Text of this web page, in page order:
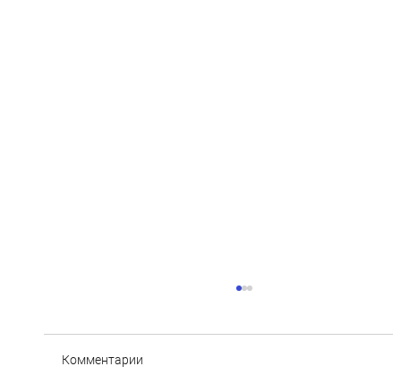
Комментарии